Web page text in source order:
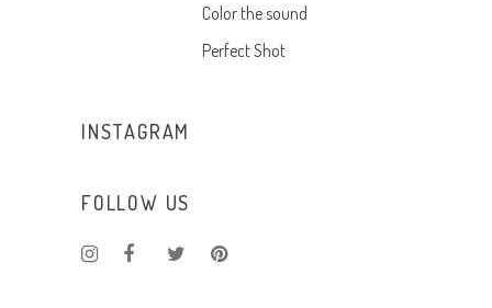
Color the sound
Perfect Shot
INSTAGRAM
FOLLOW US